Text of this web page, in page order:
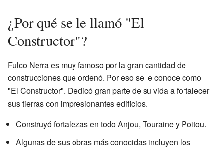
¿Por qué se le llamó "El
Constructor"?
Fulco Nerra es muy famoso por la gran cantidad de
construcciones que ordenó. Por eso se le conoce como
"El Constructor". Dedicó gran parte de su vida a fortalecer
sus tierras con impresionantes edificios.
Construyó fortalezas en todo Anjou, Touraine y Poitou.
Algunas de sus obras más conocidas incluyen los